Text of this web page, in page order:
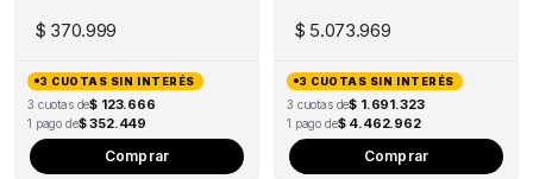
$ 370.999
3 CUOTAS SIN INTERÉS
3 cuotas de$ 123.666
1 pago de$ 352.449
Comprar
$ 5.073.969
3 CUOTAS SIN INTERÉS
3 cuotas de$ 1.691.323
1 pago de$ 4.462.962
Comprar